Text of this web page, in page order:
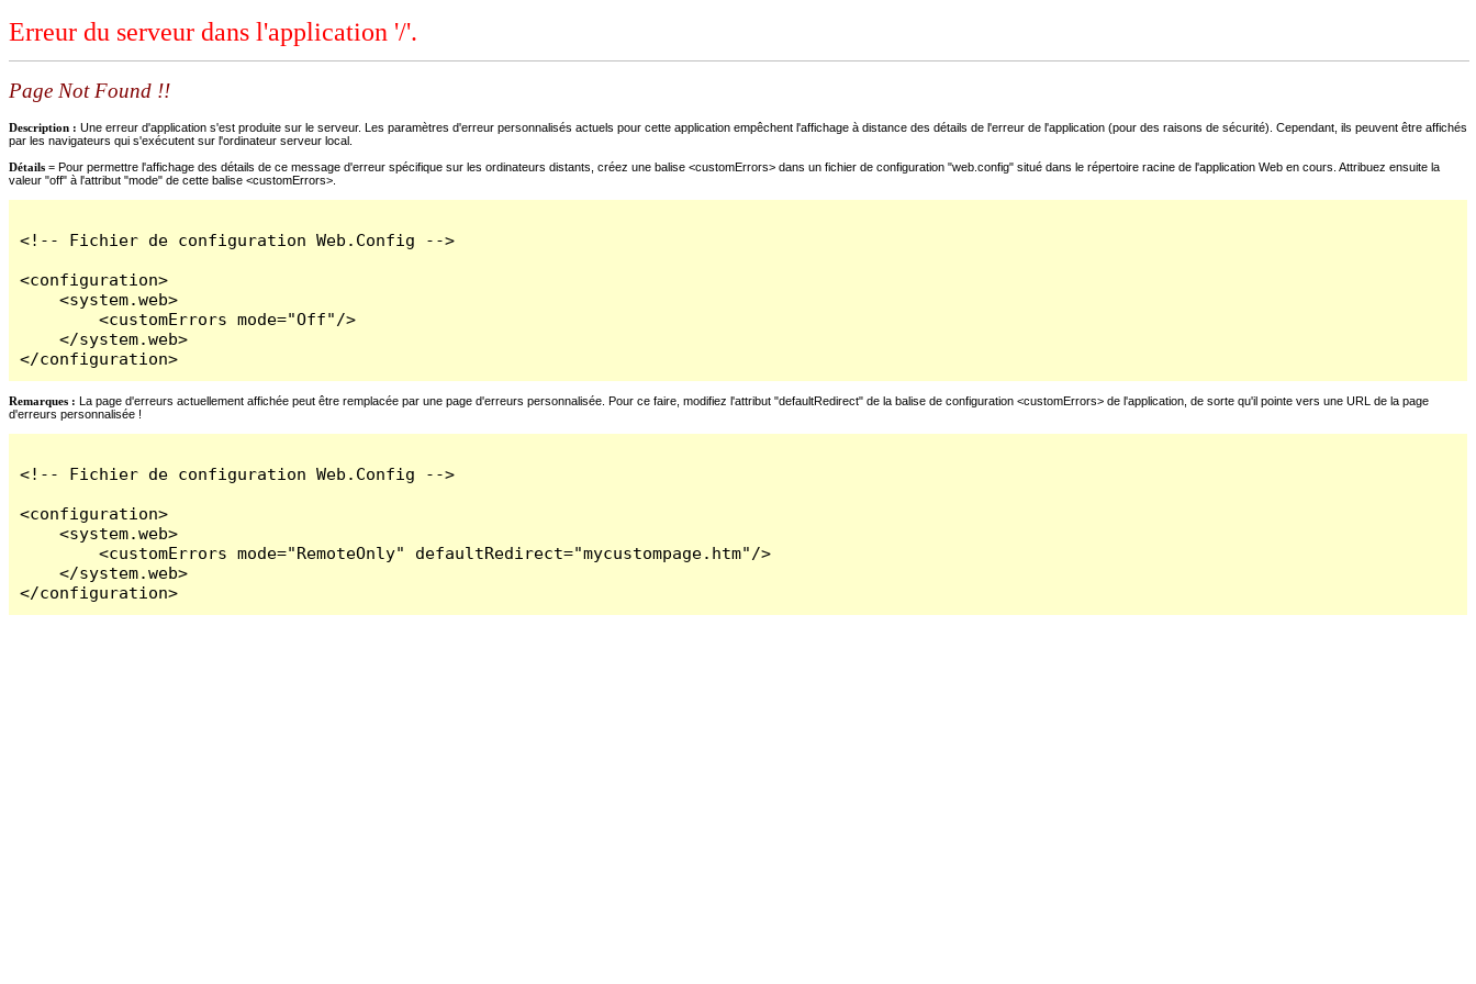
Erreur du serveur dans l'application '/'.
Page Not Found !!
Description : Une erreur d'application s'est produite sur le serveur. Les paramètres d'erreur personnalisés actuels pour cette application empêchent l'affichage à distance des détails de l'erreur de l'application (pour des raisons de sécurité). Cependant, ils peuvent être affichés
par les navigateurs qui s'exécutent sur l'ordinateur serveur local.
Détails = Pour permettre l'affichage des détails de ce message d'erreur spécifique sur les ordinateurs distants, créez une balise <customErrors> dans un fichier de configuration "web.config" situé dans le répertoire racine de l'application Web en cours. Attribuez ensuite la
valeur "off" à l'attribut "mode" de cette balise <customErrors>.
<!-- Fichier de configuration Web.Config -->
<configuration>
    <system.web>
        <customErrors mode="Off"/>
    </system.web>
</configuration>
Remarques : La page d'erreurs actuellement affichée peut être remplacée par une page d'erreurs personnalisée. Pour ce faire, modifiez l'attribut "defaultRedirect" de la balise de configuration <customErrors> de l'application, de sorte qu'il pointe vers une URL de la page
d'erreurs personnalisée !
<!-- Fichier de configuration Web.Config -->
<configuration>
    <system.web>
        <customErrors mode="RemoteOnly" defaultRedirect="mycustompage.htm"/>
    </system.web>
</configuration>